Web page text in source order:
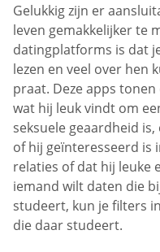
Gelukkig zijn er
leven gemakkelijker te
datingplatforms is dat
lezen en veel over hen
praat. Deze apps
wat hij leuk vindt om
seksuele geaardheid
of hij geïnteresseerd is
relaties of dat hij leuke
iemand wilt daten die
studeert, kun je filters
die daar studeert.